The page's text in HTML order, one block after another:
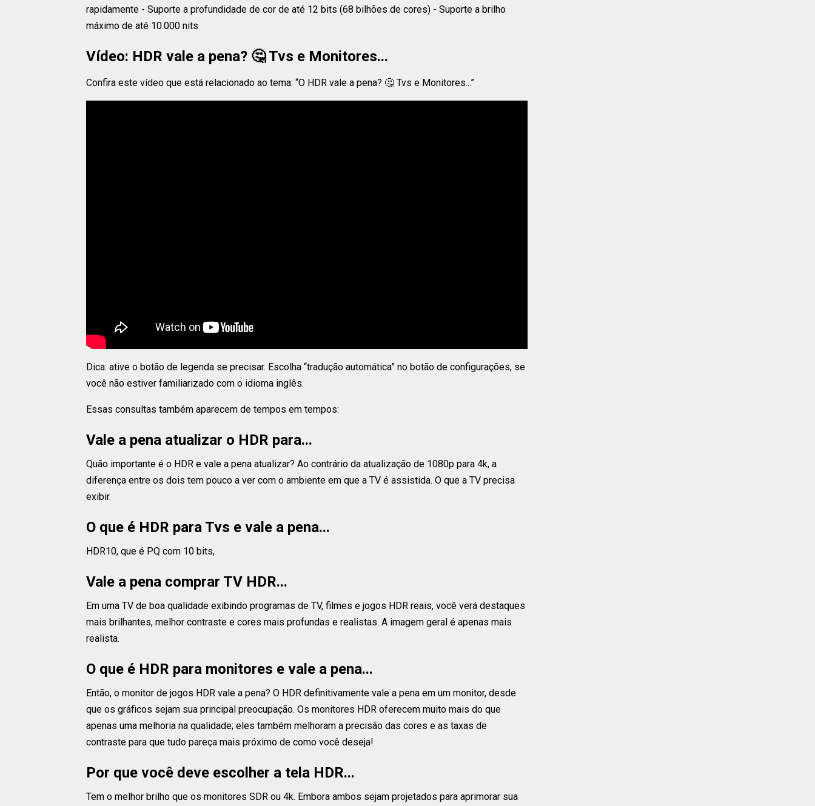
rapidamente - Suporte a profundidade de cor de até 12 bits (68 bilhões de cores) - Suporte a brilho
máximo de até 10.000 nits
Vídeo: HDR vale a pena? 🤔 Tvs e Monitores...
Confira este vídeo que está relacionado ao tema: “O HDR vale a pena? 🤔 Tvs e Monitores...”
Dica: ative o botão de legenda se precisar. Escolha “tradução automática” no botão de configurações, se
você não estiver familiarizado com o idioma inglês.
Essas consultas também aparecem de tempos em tempos:
Vale a pena atualizar o HDR para...
Quão importante é o HDR e vale a pena atualizar? Ao contrário da atualização de 1080p para 4k, a
diferença entre os dois tem pouco a ver com o ambiente em que a TV é assistida. O que a TV precisa
exibir.
O que é HDR para Tvs e vale a pena...
HDR10, que é PQ com 10 bits,
Vale a pena comprar TV HDR...
Em uma TV de boa qualidade exibindo programas de TV, filmes e jogos HDR reais, você verá destaques
mais brilhantes, melhor contraste e cores mais profundas e realistas. A imagem geral é apenas mais
realista.
O que é HDR para monitores e vale a pena...
Então, o monitor de jogos HDR vale a pena? O HDR definitivamente vale a pena em um monitor, desde
que os gráficos sejam sua principal preocupação. Os monitores HDR oferecem muito mais do que
apenas uma melhoria na qualidade; eles também melhoram a precisão das cores e as taxas de
contraste para que tudo pareça mais próximo de como você deseja!
Por que você deve escolher a tela HDR...
Tem o melhor brilho que os monitores SDR ou 4k. Embora ambos sejam projetados para aprimorar sua